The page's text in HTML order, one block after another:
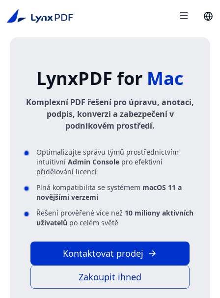
LynxPDF for Mac
Komplexní PDF řešení pro úpravu, anotaci,
podpis, konverzi a zabezpečení v
podnikovém prostředí.
Optimalizujte správu týmů prostřednictvím
intuitivní Admin Console pro efektivní
přidělování licencí
Plná kompatibilita se systémem macOS 11 a
novějšími verzemi
Řešení prověřené více než 10 miliony aktivních
uživatelů po celém světě
Kontaktovat prodej
Zakoupit ihned